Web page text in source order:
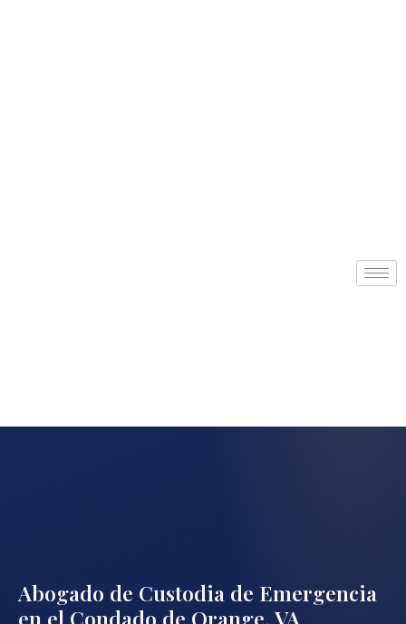
Abogado de Custodia de Emergencia
en el Condado de Orange, VA